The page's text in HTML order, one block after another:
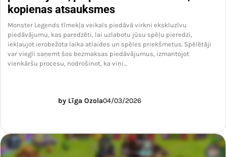
kopienas atsauksmes
Monster Legends tīmekļa veikals piedāvā virkni ekskluzīvu
piedāvājumu, kas paredzēti, lai uzlabotu jūsu spēļu pieredzi,
iekļaujot ierobežota laika atlaides un spēles priekšmetus. Spēlētāji
var viegli saņemt šos bezmaksas piedāvājumus, izmantojot
vienkāršu procesu, nodrošinot, ka viņi…
by Līga Ozola04/03/2026